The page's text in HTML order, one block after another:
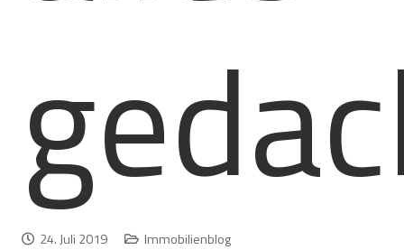
24. Juli 2019 Immobilienblog